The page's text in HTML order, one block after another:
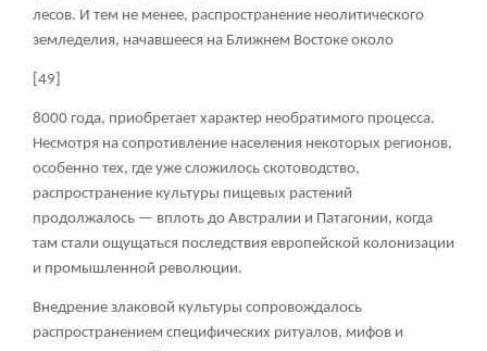
лесов. И тем не менее, распространение неолитического
земледелия, начавшееся на Ближнем Востоке около
[49]
8000 года, приобретает характер необратимого процесса.
Несмотря на сопротивление населения некоторых регионов,
особенно тех, где уже сложилось скотоводство,
распространение культуры пищевых растений
продолжалось — вплоть до Австралии и Патагонии, когда
там стали ощущаться последствия европейской колонизации
и промышленной революции.
Внедрение злаковой культуры сопровождалось
распространением специфических ритуалов, мифов и